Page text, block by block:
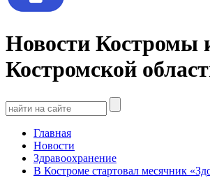
Новости Костромы
Костромской
Главная
Новости
Здравоохранение
В Костроме стартовал месячник